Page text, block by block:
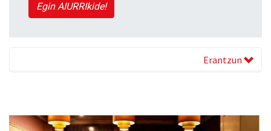
Egin AIURRIkide!
Erantzun